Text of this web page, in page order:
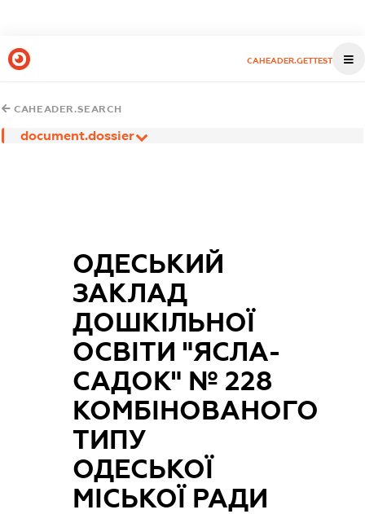
CAHEADER.GETTEST
CAHEADER.SEARCH
document.dossier
ОДЕСЬКИЙ
ЗАКЛАД
ДОШКІЛЬНОЇ
ОСВІТИ "ЯСЛА-
САДОК" № 228
КОМБІНОВАНОГО
ТИПУ
ОДЕСЬКОЇ
МІСЬКОЇ РАДИ